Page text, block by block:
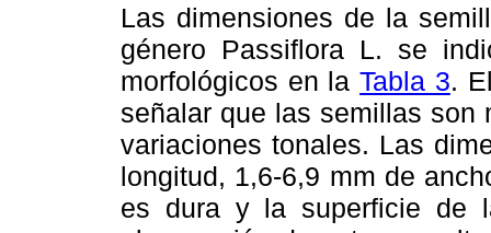
Las dimensiones de la
género Passiflora L. se
morfológicos en laTabla 3.
señalar que las semillas son
variaciones tonales. Las
longitud, 1,6-6,9 mm de
es dura y la superficie de